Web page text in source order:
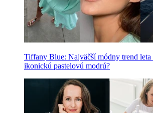
Tiffany Blue: Najväčší módny trend
ikonickú pastelovú modrú?